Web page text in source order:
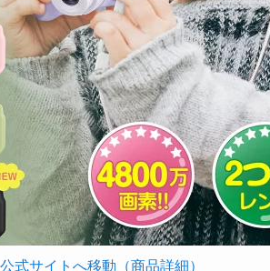
公式サイトへ移動（商品詳細）